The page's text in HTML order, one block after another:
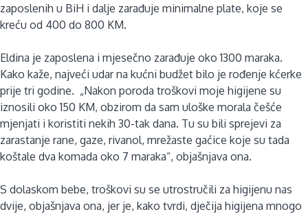
zaposlenih u BiH i dalje zarađuje minimalne plate, koje se
kreću od 400 do 800 KM.
Eldina je zaposlena i mjesečno zarađuje oko 1300 maraka.
Kako kaže, najveći udar na kućni budžet bilo je rođenje kćerke
prije tri godine. „Nakon poroda troškovi moje higijene su
iznosili oko 150 KM, obzirom da sam uloške morala češće
mjenjati i koristiti nekih 30-tak dana. Tu su bili sprejevi za
zarastanje rane, gaze, rivanol, mrežaste gaćice koje su tada
koštale dva komada oko 7 maraka“, objašnjava ona.
S dolaskom bebe, troškovi su se utrostručili za higijenu nas
dvije, objašnjava ona, jer je, kako tvrdi, dječija higijena mnogo